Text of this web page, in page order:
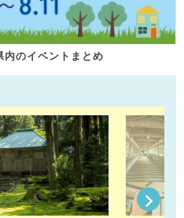
内のイベントまとめ